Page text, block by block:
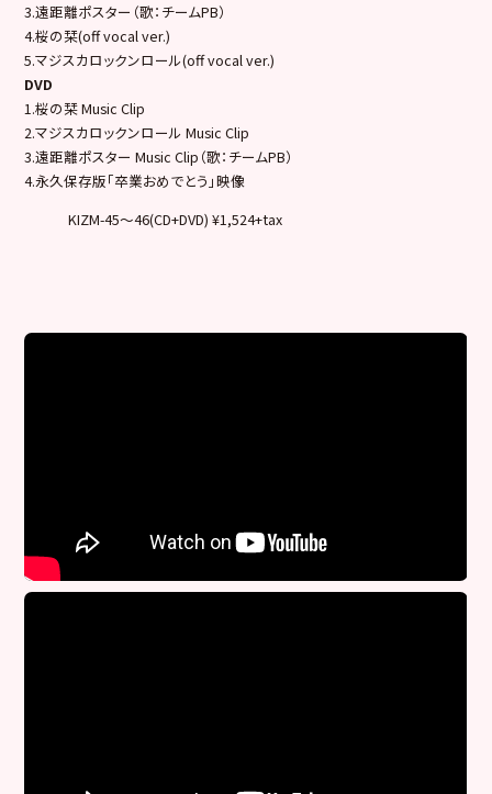
3.遠距離ポスター（歌：チームPB）
4.桜の栞(off vocal ver.)
5.マジスカロックンロール(off vocal ver.)
DVD
1.桜の栞 Music Clip
2.マジスカロックンロール Music Clip
3.遠距離ポスター Music Clip（歌：チームPB）
4.永久保存版「卒業おめでとう」映像
KIZM-45～46(CD+DVD) ¥1,524+tax